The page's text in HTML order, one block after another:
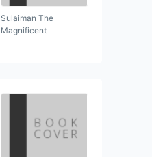
Sulaiman The
Magnificent